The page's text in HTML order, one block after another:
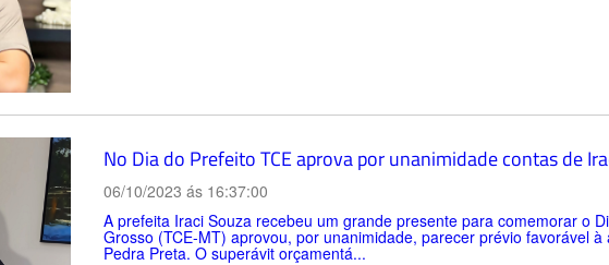
No Dia do Prefeito TCE aprova por unanimidade contas de
06/10/2023 ás 16:37:00
A prefeita Iraci Souza recebeu um grande presente para comemorar o
Grosso (TCE-MT) aprovou, por unanimidade, parecer prévio favorável
Pedra Preta. O superávit orçamentá...